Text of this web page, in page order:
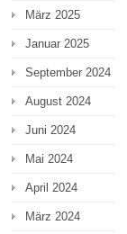
März 2025
Januar 2025
September 2024
August 2024
Juni 2024
Mai 2024
April 2024
März 2024